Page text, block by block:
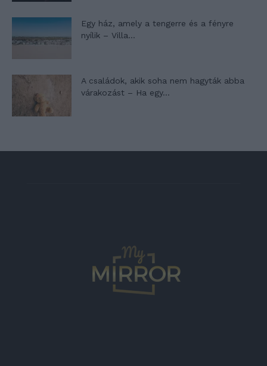
Egy ház, amely a tengerre és a fényre
nyílik – Villa...
A családok, akik soha nem hagyták abba
várakozást – Ha egy...